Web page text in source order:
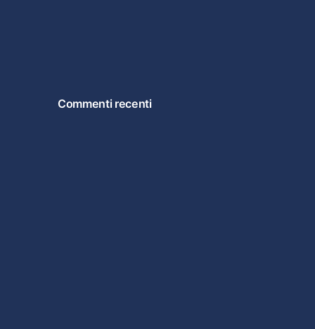
Commenti recenti